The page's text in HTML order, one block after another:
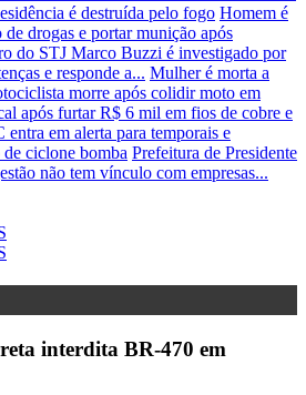
é destruída pelo fogo Homem é
drogas e portar munição após
do STJ Marco Buzzi é investigado por
e responde a... Mulher é morta a
morre após colidir moto em
após furtar R$ 6 mil em fios de cobre e
entra em alerta para temporais e
ciclone bomba Prefeitura de Presidente
não tem vínculo com empresas...
interdita BR-470 em